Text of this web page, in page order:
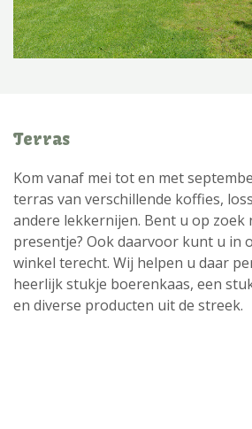
Terras
Kom vanaf mei tot en met
terras van verschillende koffies,
andere lekkernijen. Bent u op zoek
presentje? Ook daarvoor kunt u in
winkel terecht. Wij helpen u daar
heerlijk stukje boerenkaas, een
en diverse producten uit de streek.